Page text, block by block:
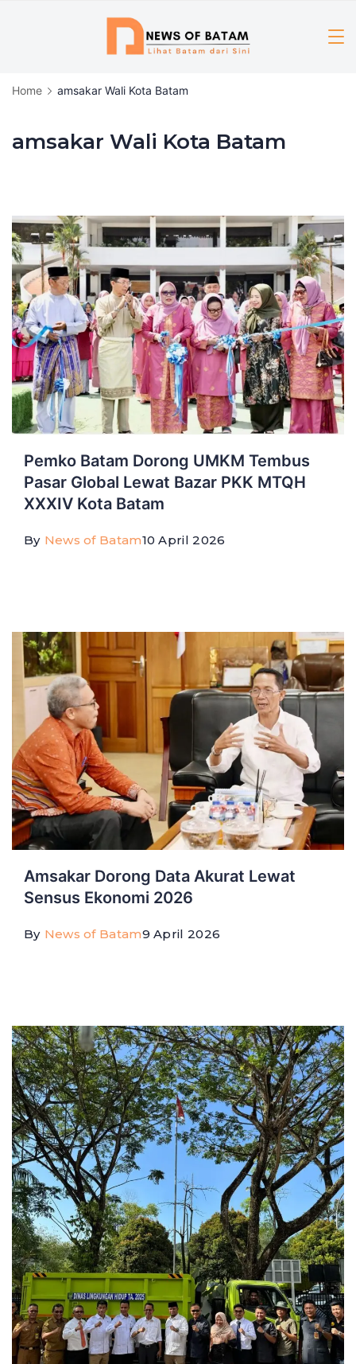
Home amsakar Wali Kota Batam
amsakar Wali Kota Batam
Pemko Batam Dorong UMKM Tembus
Pasar Global Lewat Bazar PKK MTQH
XXXIV Kota Batam
By News of Batam10 April 2026
Amsakar Dorong Data Akurat Lewat
Sensus Ekonomi 2026
By News of Batam9 April 2026